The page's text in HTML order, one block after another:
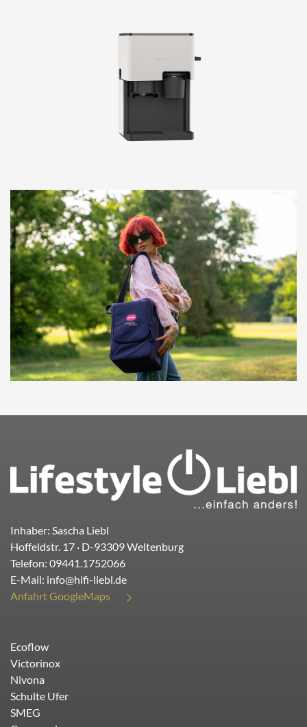
Inhaber: Sascha Liebl
Hoffeldstr. 17 · D-93309Weltenburg
Telefon: 09441.1752066
E-Mail: info@hifi-liebl.de
Anfahrt GoogleMaps
Ecoflow
Victorinox
Nivona
Schulte Ufer
SMEG